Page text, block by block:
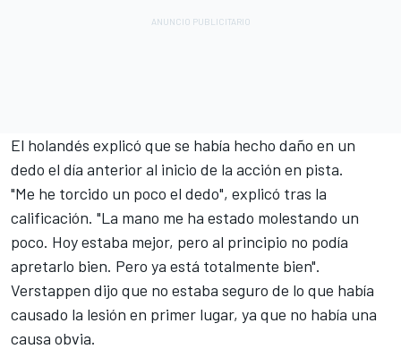
El holandés explicó que se había hecho daño en un
dedo el día anterior al inicio de la acción en pista.
"Me he torcido un poco el dedo", explicó tras la
calificación. "La mano me ha estado molestando un
poco. Hoy estaba mejor, pero al principio no podía
apretarlo bien. Pero ya está totalmente bien".
Verstappen dijo que no estaba seguro de lo que había
causado la lesión en primer lugar, ya que no había una
causa obvia.